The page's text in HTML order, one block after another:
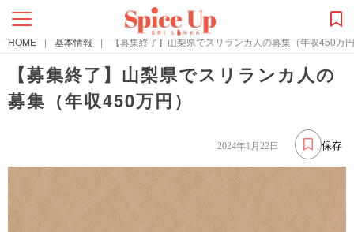
HOME | 基本情報 | 【募集終了】山梨県でスリランカ人の募集（年収450万
【募集終了】山梨県でスリランカ人の
募集（年収450万円）
保存
2024年1月22日